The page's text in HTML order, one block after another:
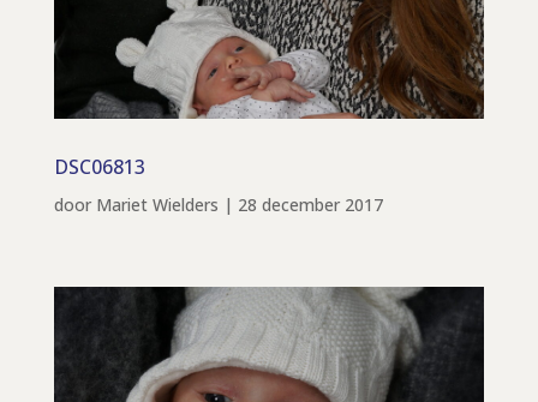
DSC06813
door Mariet Wielders | 28 december 2017